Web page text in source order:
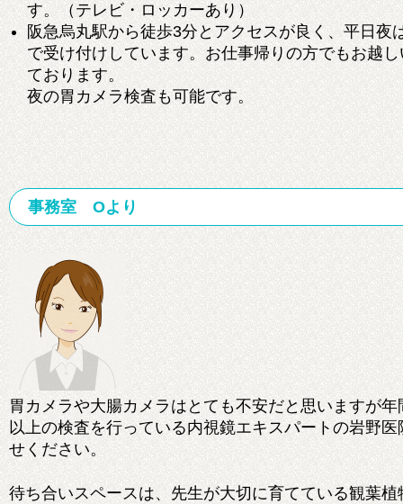
す。（テレビ・ロッカーあり）
阪急烏丸駅から徒歩3分とアクセスが良く、平日夜
で受け付けしています。お仕事帰りの方でもお越
ております。
夜の胃カメラ検査も可能です。
事務室 Oより
胃カメラや大腸カメラはとても不安だと思いますが年
以上の検査を行っている内視鏡エキスパートの岩野医
せください。
待ち合いスペースは、先生が大切に育てている観葉植